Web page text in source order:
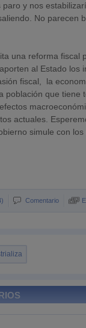
y nos
No parecen
una reforma fiscal
al Estado los
fiscal, la
población que tiene
actuales.
simule con
Comentario